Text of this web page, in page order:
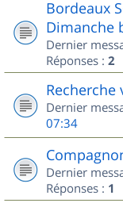
Bordeaux
Dimanche
Dernier
Réponses : 2
Dernier
07:34
Dernier
Réponses : 1